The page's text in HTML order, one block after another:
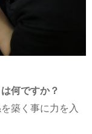
何ですか？
築く事に力を入